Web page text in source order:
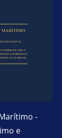
-
e